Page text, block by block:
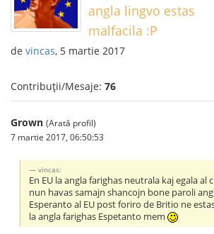
angla lingvo estas
malfacila :P
de vincas, 5 martie 2017
Contribuții/Mesaje: 76
Grown (Arată profil)
7 martie 2017, 06:50:53
vincas:
En EU la angla farighas neutrala kaj egala al
nun havas samajn shancojn bone paroli
Esperanto al EU post foriro de Britio ne
la angla farighas Espetanto mem